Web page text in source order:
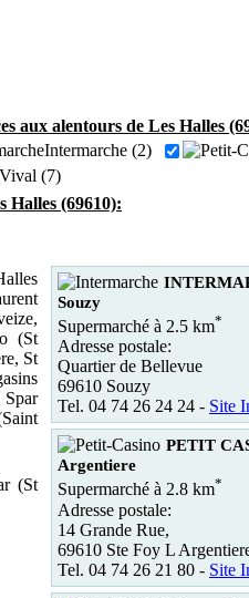
aux alentours de Les Halles
Intermarche (2)
Vival (7)
Halles (69610):
(St
St
(St
Souzy
Supermarché à 2.5 km*
Adresse postale:
Quartier de Bellevue
69610 Souzy
Tel. 04 74 26 24 24 - Site
PETIT
Argentiere
Supermarché à 2.8 km*
Adresse postale:
14 Grande Rue,
69610 Ste Foy L
Tel. 04 74 26 21 80 - Site